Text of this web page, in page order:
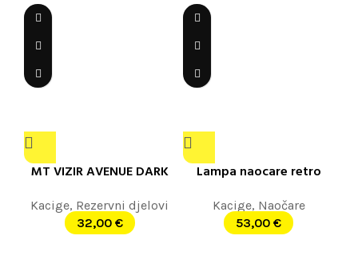
MT VIZIR AVENUE DARK
Kacige, Rezervni djelovi
32,00 €
Lampa naocare retro
Kacige, Naočare
53,00 €